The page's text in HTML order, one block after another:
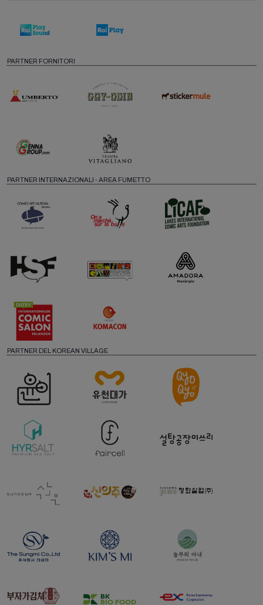
PARTNER FORNITORI
PARTNER INTERNAZIONALI - AREA FUMETTO
PARTNER DEL KOREAN VILLAGE